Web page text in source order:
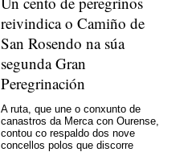
reivindica o Camiño de
San Rosendo na súa
segunda Gran
Peregrinación
A ruta, que une o conxunto de
canastros da Merca con Ourense,
contou co respaldo dos nove
concellos polos que discorre